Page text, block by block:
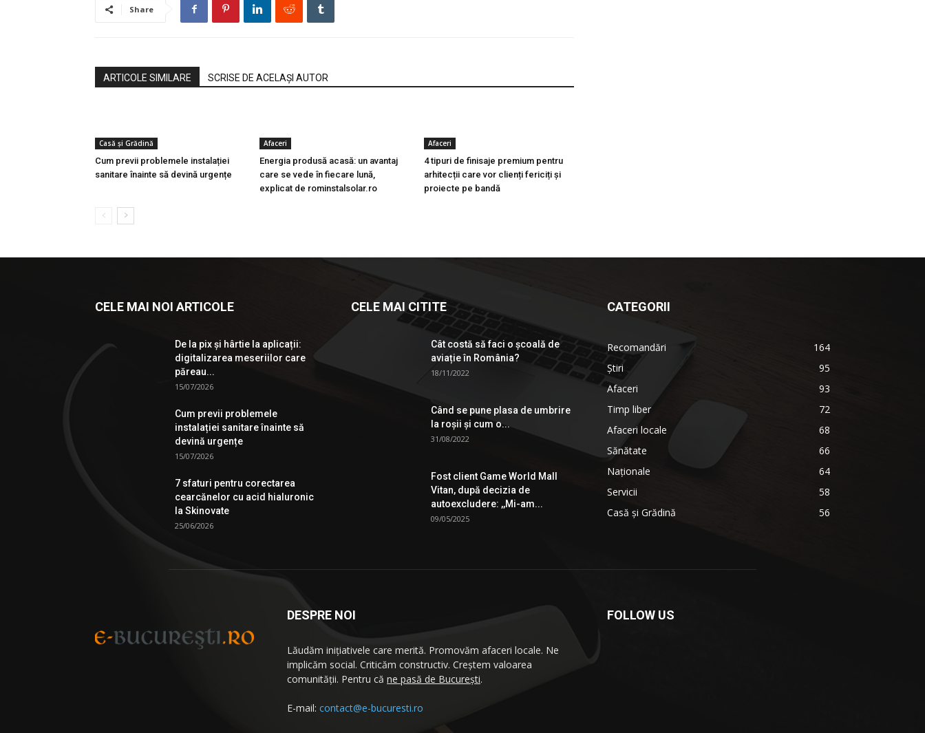
Share
ARTICOLE SIMILARE SCRISE DE ACELAȘI AUTOR
Casă și Grădină
Cum previi problemele instalației
sanitare înainte să devină urgențe
Afaceri
Energia produsă acasă: un avantaj
care se vede în fiecare lună,
explicat de rominstalsolar.ro
Afaceri
4 tipuri de finisaje premium pentru
arhitecții care vor clienți fericiți și
proiecte pe bandă
CELE MAI NOI ARTICOLE
De la pix şi hârtie la aplicații:
digitalizarea meseriilor care
păreau...
15/07/2026
Cum previi problemele
instalației sanitare înainte să
devină urgențe
15/07/2026
7 sfaturi pentru corectarea
cearcănelor cu acid hialuronic
la Skinovate
25/06/2026
CELE MAI CITITE
Cât costă să faci o școală de
aviație în România?
18/11/2022
Când se pune plasa de umbrire
la roşii şi cum o...
31/08/2022
Fost client Game World Mall
Vitan, după decizia de
autoexcludere: ,,Mi-am...
09/05/2025
CATEGORII
Recomandări
164
Știri
95
Afaceri
93
Timp liber
72
Afaceri locale
68
Sănătate
66
Naționale
64
Servicii
58
Casă și Grădină
56
DESPRE NOI
Lăudăm iniţiativele care merită. Promovăm afaceri locale. Ne
implicăm social. Criticăm constructiv. Creştem valoarea
comunităţii. Pentru că ne pasă de București.
E-mail: contact@e-bucuresti.ro
FOLLOW US